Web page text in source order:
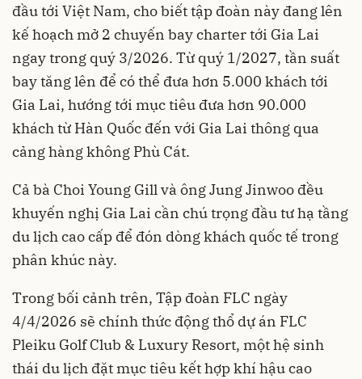
đầu tới Việt Nam, cho biết tập đoàn này đang lên
kế hoạch mở 2 chuyến bay charter tới Gia Lai
ngay trong quý 3/2026. Từ quý 1/2027, tần suất
bay tăng lên để có thể đưa hơn 5.000 khách tới
Gia Lai, hướng tới mục tiêu đưa hơn 90.000
khách từ Hàn Quốc đến với Gia Lai thông qua
cảng hàng không Phù Cát.
Cả bà Choi Young Gill và ông Jung Jinwoo đều
khuyến nghị Gia Lai cần chú trọng đầu tư hạ tầng
du lịch cao cấp để đón dòng khách quốc tế trong
phân khúc này.
Trong bối cảnh trên, Tập đoàn FLC ngày
4/4/2026 sẽ chính thức động thổ dự án FLC
Pleiku Golf Club & Luxury Resort, một hệ sinh
thái du lịch đặt mục tiêu kết hợp khí hậu cao